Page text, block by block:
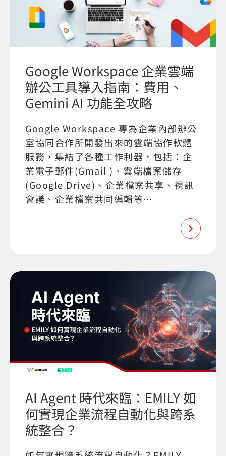
Google Workspace 企業雲端
辦公工具導入指南：費用、
Gemini AI 功能全攻略
Google Workspace 專為企業內部辦公
室協同合作所開發出來的雲端協作軟體
服務，集結了各種工作利器，包括：企
業電子郵件(Gmail )、雲端檔案儲存
(Google Drive)、企業檔案共享、視訊
會議、企業檔案共同編輯等…
AI Agent 時代來臨：EMILY 如
何實現企業流程自動化與跨系
統整合？